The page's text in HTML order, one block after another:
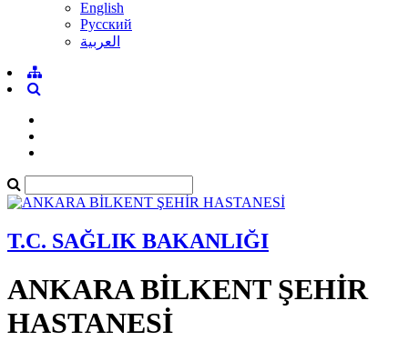
English
Pусский
العربية
T.C. SAĞLIK BAKANLIĞI
ANKARA BİLKENT ŞEHİR
HASTANESİ